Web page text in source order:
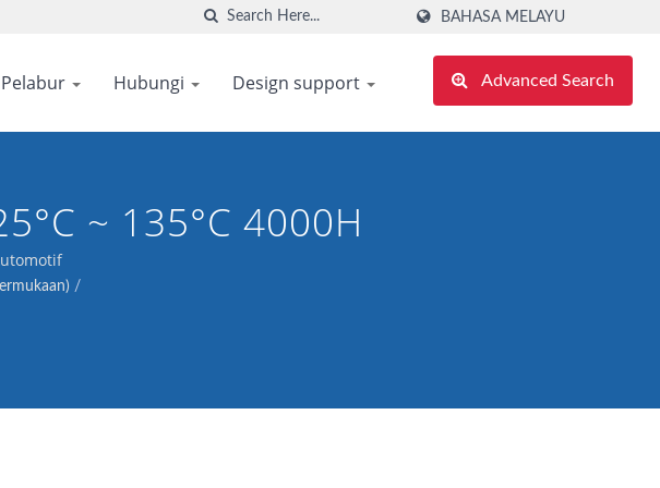
BAHASA MELAYU
Hubungi Design support Advanced Search
~ 135°C 4000H
/